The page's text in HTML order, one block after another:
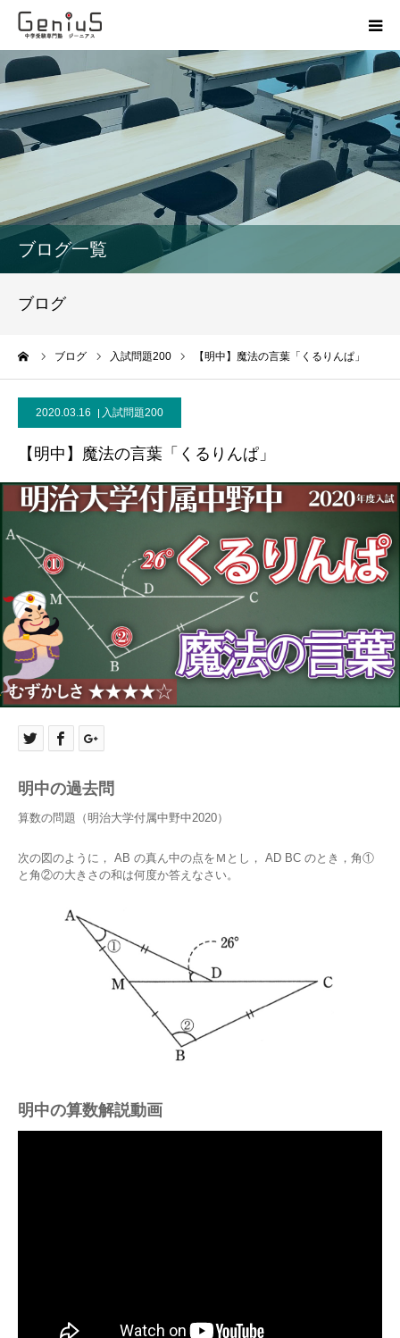
ブログ一覧
ブログ
ブログ 入試問題200 【明中】魔法の言葉「くるりんぱ」
2020.03.16 入試問題200
【明中】魔法の言葉「くるりんぱ」
明中の過去問
算数の問題（明治大学付属中野中2020）
次の図のように， AB の真ん中の点をＭとし， AD BC のとき，角①
と角②の大きさの和は何度か答えなさい。
明中の算数解説動画
授業
志望校別特訓
模試
お問い合わせ